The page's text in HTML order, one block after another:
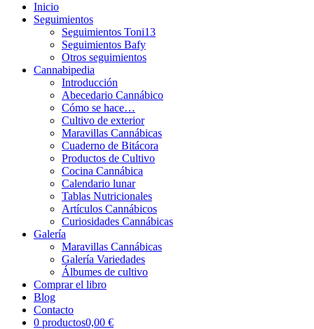
Inicio
Seguimientos
Seguimientos Toni13
Seguimientos Bafy
Otros seguimientos
Cannabipedia
Introducción
Abecedario Cannábico
Cómo se hace…
Cultivo de exterior
Maravillas Cannábicas
Cuaderno de Bitácora
Productos de Cultivo
Cocina Cannábica
Calendario lunar
Tablas Nutricionales
Artículos Cannábicos
Curiosidades Cannábicas
Galería
Maravillas Cannábicas
Galería Variedades
Álbumes de cultivo
Comprar el libro
Blog
Contacto
0 productos0,00 €